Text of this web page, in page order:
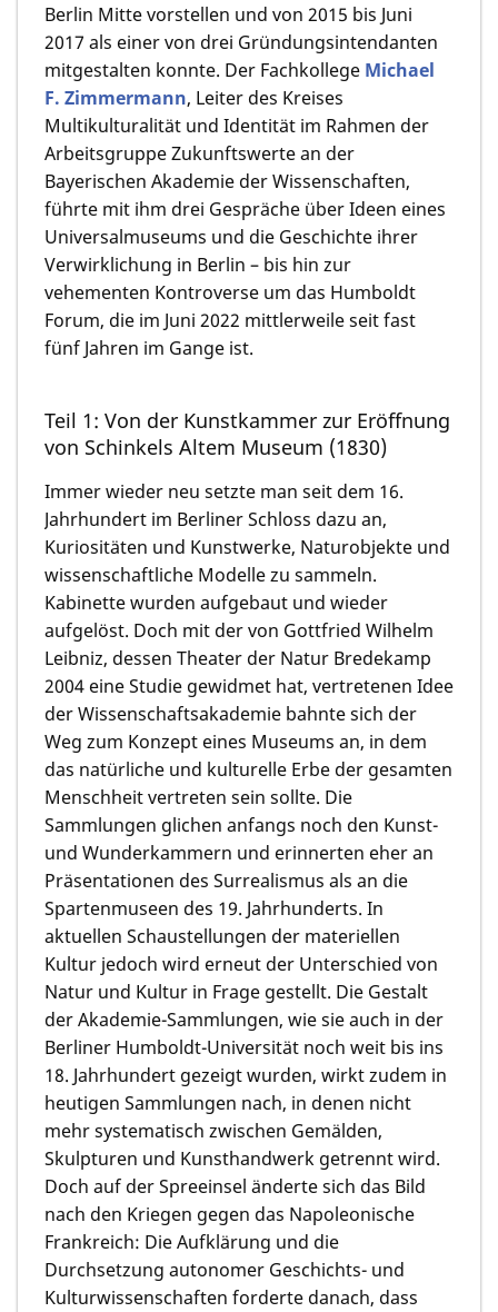
Berlin Mitte vorstellen und von 2015 bis Juni
2017 als einer von drei Gründungsintendanten
mitgestalten konnte. Der Fachkollege Michael
F. Zimmermann, Leiter des Kreises
Multikulturalität und Identität im Rahmen der
Arbeitsgruppe Zukunftswerte an der
Bayerischen Akademie der Wissenschaften,
führte mit ihm drei Gespräche über Ideen eines
Universalmuseums und die Geschichte ihrer
Verwirklichung in Berlin – bis hin zur
vehementen Kontroverse um das Humboldt
Forum, die im Juni 2022 mittlerweile seit fast
fünf Jahren im Gange ist.
Teil 1: Von der Kunstkammer zur Eröffnung
von Schinkels Altem Museum (1830)
Immer wieder neu setzte man seit dem 16.
Jahrhundert im Berliner Schloss dazu an,
Kuriositäten und Kunstwerke, Naturobjekte und
wissenschaftliche Modelle zu sammeln.
Kabinette wurden aufgebaut und wieder
aufgelöst. Doch mit der von Gottfried Wilhelm
Leibniz, dessen Theater der Natur Bredekamp
2004 eine Studie gewidmet hat, vertretenen Idee
der Wissenschaftsakademie bahnte sich der
Weg zum Konzept eines Museums an, in dem
das natürliche und kulturelle Erbe der gesamten
Menschheit vertreten sein sollte. Die
Sammlungen glichen anfangs noch den Kunst-
und Wunderkammern und erinnerten eher an
Präsentationen des Surrealismus als an die
Spartenmuseen des 19. Jahrhunderts. In
aktuellen Schaustellungen der materiellen
Kultur jedoch wird erneut der Unterschied von
Natur und Kultur in Frage gestellt. Die Gestalt
der Akademie-Sammlungen, wie sie auch in der
Berliner Humboldt-Universität noch weit bis ins
18. Jahrhundert gezeigt wurden, wirkt zudem in
heutigen Sammlungen nach, in denen nicht
mehr systematisch zwischen Gemälden,
Skulpturen und Kunsthandwerk getrennt wird.
Doch auf der Spreeinsel änderte sich das Bild
nach den Kriegen gegen das Napoleonische
Frankreich: Die Aufklärung und die
Durchsetzung autonomer Geschichts- und
Kulturwissenschaften forderte danach, dass